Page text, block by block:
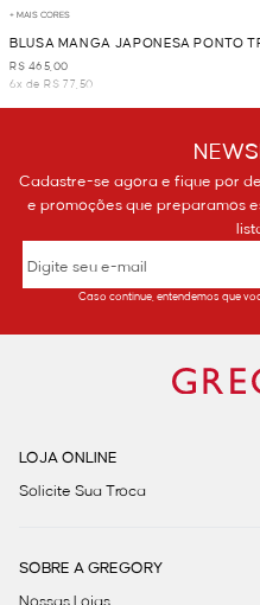
+ MAIS CORES
BLUSA MANGA JAPONESA PONTO
R$ 465,00
6x de R$ 77,50
Cadastre-se agora e fique por
e promoções que preparamos
Caso continue, entendemos que
LOJA ONLINE
Solicite Sua Troca
SOBRE A GREGORY